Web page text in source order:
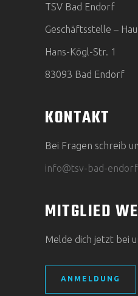
TSV Bad Endorf
Geschäftsstelle –
Hans-Kögl-Str. 1
83093 Bad Endorf
KONTAKT
Bei Fragen schreib
info@tsv-bad-
MITGLIED
Melde dich jetzt bei
ANMELDUNG